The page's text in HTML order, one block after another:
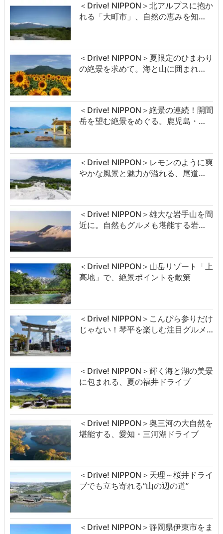
＜Drive! NIPPON＞北アルプスに抱か
れる「大町市」、自然の恵みを知…
＜Drive! NIPPON＞夏限定のひまわり
の絶景を求めて。海と山に囲まれ…
＜Drive! NIPPON＞絶景の連続！開聞
岳を望む絶景をめぐる。鹿児島・…
＜Drive! NIPPON＞レモンのように爽
やかな風景と魅力が溢れる、尾道…
＜Drive! NIPPON＞雄大な岩手山を間
近に。自然もグルメも堪能する岩…
＜Drive! NIPPON＞山岳リゾート「上
高地」で、絶景ポイントを散策
＜Drive! NIPPON＞こんぴら参りだけ
じゃない！琴平を楽しむ注目グルメ…
＜Drive! NIPPON＞輝く海と湖の美景
に包まれる、夏の福井ドライブ
＜Drive! NIPPON＞奥三河の大自然を
堪能する、愛知・三河湖ドライブ
＜Drive! NIPPON＞天理～桜井ドライ
ブでも立ち寄れる“山の辺の道”
＜Drive! NIPPON＞静岡県伊東市をま